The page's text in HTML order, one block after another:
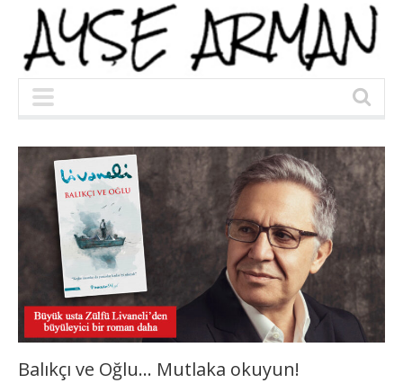
Balıkçı ve Oğlu… Mutlaka okuyun!